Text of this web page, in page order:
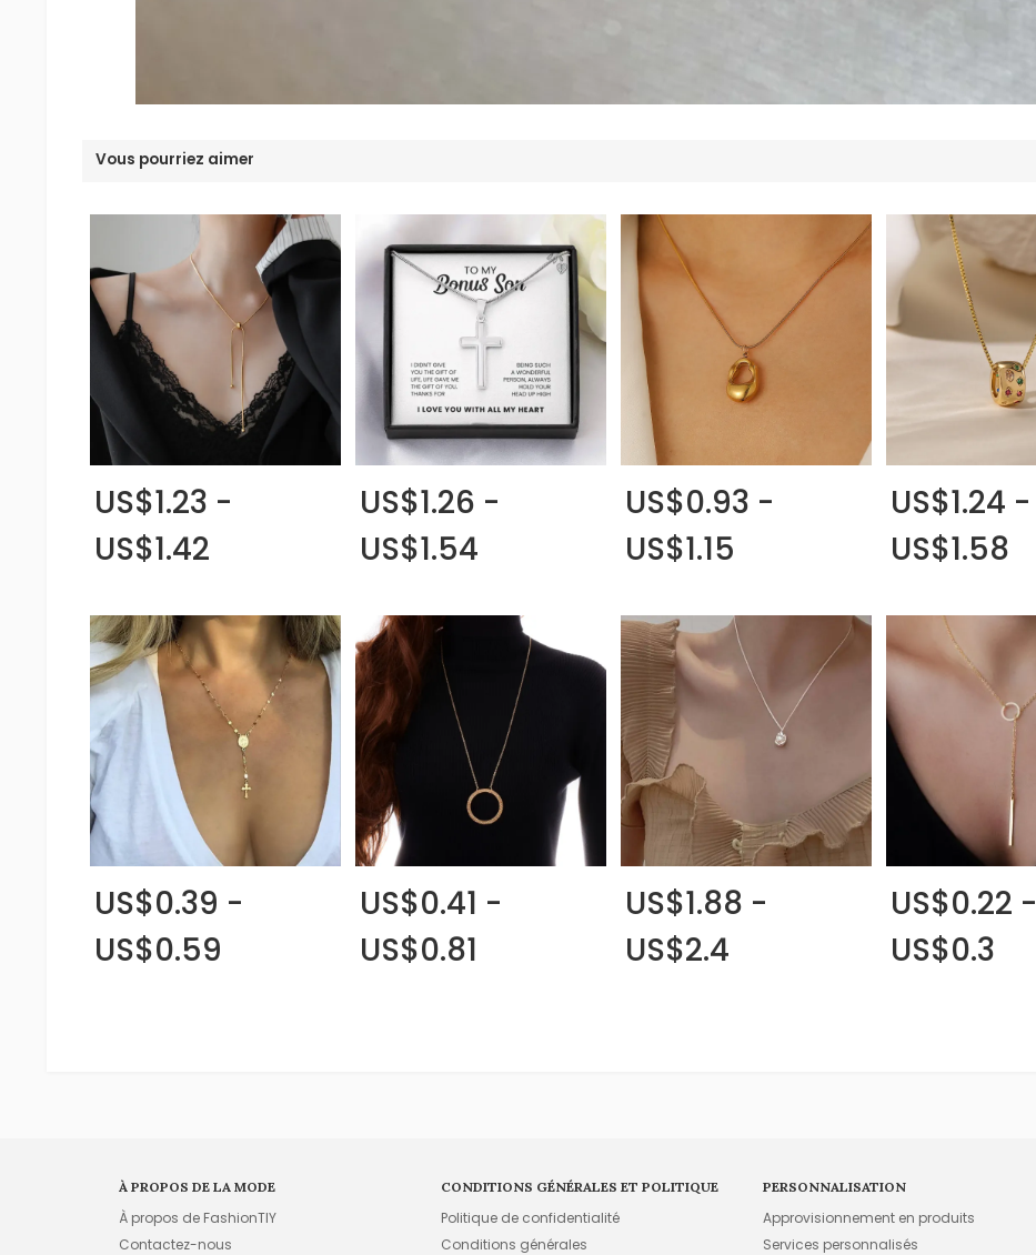
Vous pourriez aimer
US$1.23 -
US$1.42
US$1.26 -
US$1.54
US$0.93 -
US$1.15
US$1.24 -
US$1.58
US$0.39 -
US$0.59
US$0.41 -
US$0.81
US$1.88 -
US$2.4
US$0.22 -
US$0.3
À PROPOS DE LA MODE
À propos de FashionTIY
Contactez-nous
CONDITIONS GÉNÉRALES ET POLITIQUE
Politique de confidentialité
Conditions générales
PERSONNALISATION
Approvisionnement en produits
Services personnalisés